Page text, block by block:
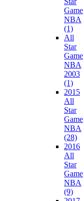
Game
NBA
(1)
All
Star
Game
NBA
2003
(1)
2015
All
Star
Game
NBA
(28)
2016
All
Star
Game
NBA
(9)